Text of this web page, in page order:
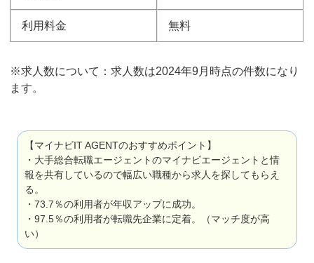
利用料金 無料
※求人数について：求人数は2024年9月時点の件数になり
ます。
【マイナビIT AGENTのおすすめポイント】
・大手総合転職エージェントのマイナビエージェントと情
報を共有しているので幅広い職種から求人を探してもらえ
る。
・73.7％の利用者が年収アップに成功。
・97.5％の利用者が転職先企業に定着。（マッチ度が高
い）